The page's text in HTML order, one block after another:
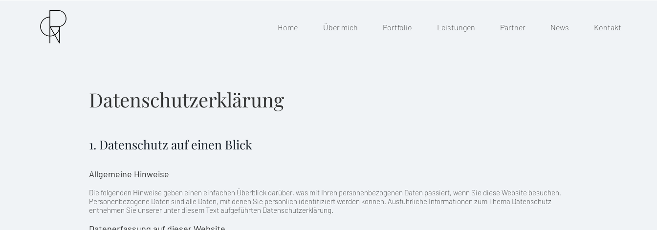
Home Über mich Portfolio Leistungen Partner News Kontakt
Datenschutzerklärung
1. Datenschutz auf einen Blick
Allgemeine Hinweise
Die folgenden Hinweise geben einen einfachen Überblick darüber, was mit Ihren personenbezogenen Daten passiert, wenn Sie diese Website besuchen.
Personenbezogene Daten sind alle Daten, mit denen Sie persönlich identifiziert werden können. Ausführliche Informationen zum Thema Datenschutz
entnehmen Sie unserer unter diesem Text aufgeführten Datenschutzerklärung.